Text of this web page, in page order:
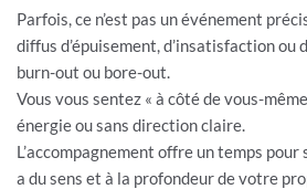
Parfois, ce n’est pas un événement
diffus d’épuisement, d’insatisfaction ou
burn-out ou bore-out.
Vous vous sentez « à côté de vous-
énergie ou sans direction claire.
L’accompagnement offre un temps pour
a du sens et à la profondeur de votre